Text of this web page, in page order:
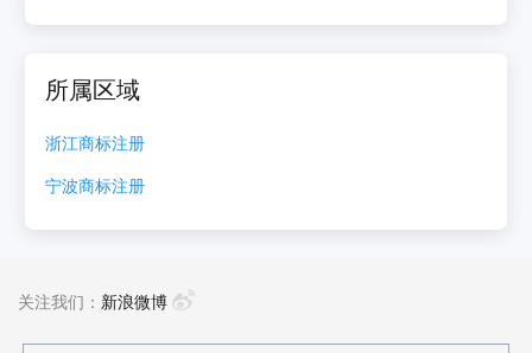
所属区域
浙江商标注册
宁波商标注册